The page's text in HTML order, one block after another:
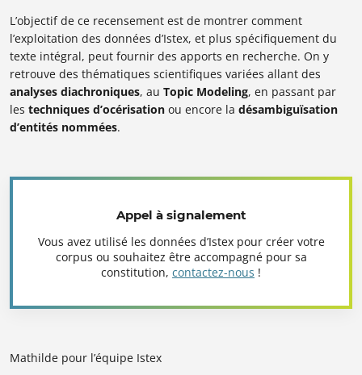
L’objectif de ce recensement est de montrer comment
l’exploitation des données d’Istex, et plus spécifiquement du
texte intégral, peut fournir des apports en recherche. On y
retrouve des thématiques scientifiques variées allant des
analyses diachroniques, au Topic Modeling, en passant par
les techniques d’océrisation ou encore la désambiguïsation
d’entités nommées.
Appel à signalement
Vous avez utilisé les données d’Istex pour créer votre
corpus ou souhaitez être accompagné pour sa
constitution, contactez-nous !
Mathilde pour l’équipe Istex